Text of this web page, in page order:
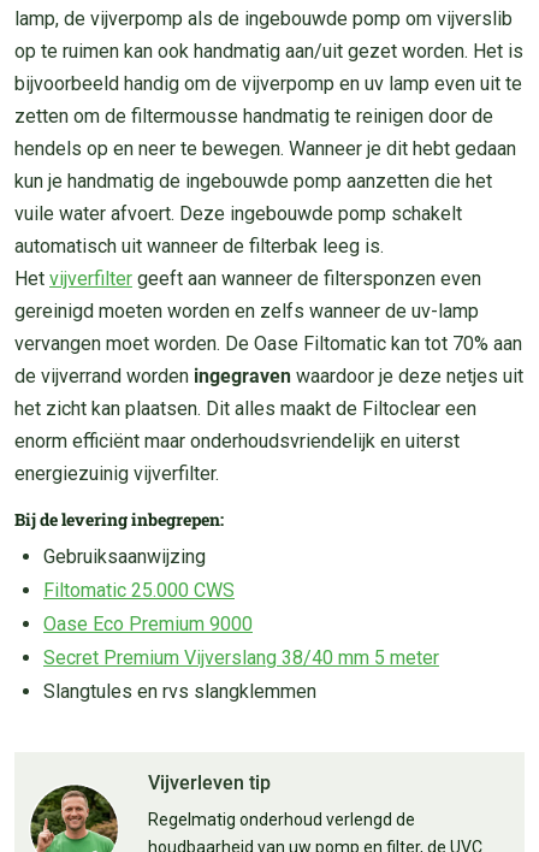
lamp, de vijverpomp als de ingebouwde pomp om vijverslib
op te ruimen kan ook handmatig aan/uit gezet worden. Het is
bijvoorbeeld handig om de vijverpomp en uv lamp even uit te
zetten om de filtermousse handmatig te reinigen door de
hendels op en neer te bewegen. Wanneer je dit hebt gedaan
kun je handmatig de ingebouwde pomp aanzetten die het
vuile water afvoert. Deze ingebouwde pomp schakelt
automatisch uit wanneer de filterbak leeg is.
Het vijverfilter geeft aan wanneer de filtersponzen even
gereinigd moeten worden en zelfs wanneer de uv-lamp
vervangen moet worden. De Oase Filtomatic kan tot 70% aan
de vijverrand worden ingegraven waardoor je deze netjes uit
het zicht kan plaatsen. Dit alles maakt de Filtoclear een
enorm efficiënt maar onderhoudsvriendelijk en uiterst
energiezuinig vijverfilter.
Bij de levering inbegrepen:
Gebruiksaanwijzing
Filtomatic 25.000 CWS
Oase Eco Premium 9000
Secret Premium Vijverslang 38/40 mm 5 meter
Slangtules en rvs slangklemmen
Vijverleven tip
Regelmatig onderhoud verlengd de
houdbaarheid van uw pomp en filter, de UVC